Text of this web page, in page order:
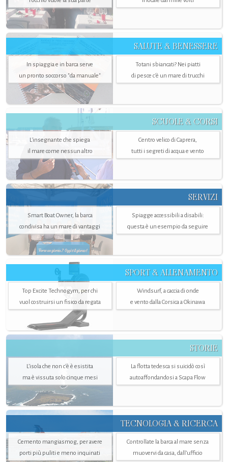
SALUTE & BENESSERE
In spiaggia e in barca serve
un pronto soccorso "da manuale"
Totani sbiancati? Nei piatti
di pesce c'è un mare di trucchi
SCUOLE & CORSI
L'insegnante che spiega
il mare come nessun altro
Centro velico di Caprera,
tutti i segreti di acqua e vento
SERVIZI
Smart Boat Owner, la barca
condivisa ha un mare di vantaggi
Spiagge accessibili a disabili:
questa è un esempio da seguire
SPORT & ALLENAMENTO
Top Excite Technogym, per chi
vuol costruirsi un fisico da regata
Windsurf, a caccia di onde
e vento dalla Corsica a Okinawa
STORIE
L’isola che non c'è è esistita
ma è vissuta solo cinque mesi
La flotta tedesca si suicidò così
autoaffondandosi a Scapa Flow
TECNOLOGIA & RICERCA
Cemento mangiasmog, per avere
porti più puliti e meno inquinati
Controllate la barca al mare senza
muovervi da casa, dall’ufficio